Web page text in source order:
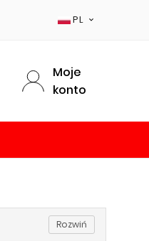
PL 
Moje
konto
Rozwiń